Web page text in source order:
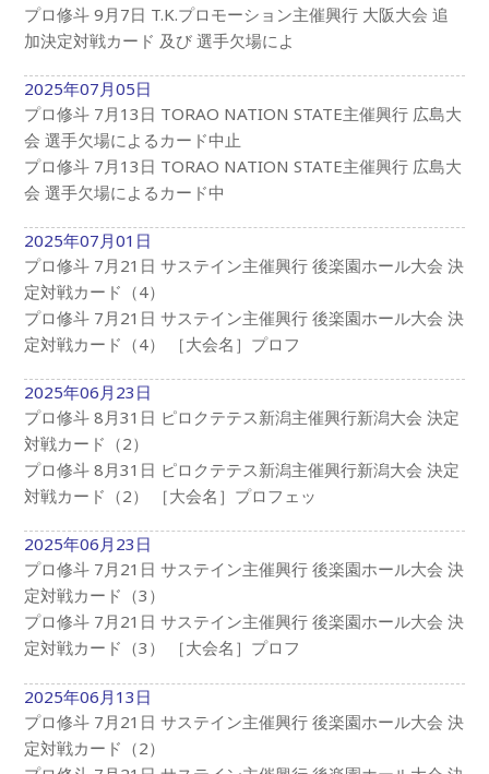
プロ修斗 9月7日 T.K.プロモーション主催興行 大阪大会 追
加決定対戦カード 及び 選手欠場によ
2025年07月05日
プロ修斗 7月13日 TORAO NATION STATE主催興行 広島大
会 選手欠場によるカード中止
プロ修斗 7月13日 TORAO NATION STATE主催興行 広島大
会 選手欠場によるカード中
2025年07月01日
プロ修斗 7月21日 サステイン主催興行 後楽園ホール大会 決
定対戦カード（4）
プロ修斗 7月21日 サステイン主催興行 後楽園ホール大会 決
定対戦カード（4） ［大会名］プロフ
2025年06月23日
プロ修斗 8月31日 ピロクテテス新潟主催興行新潟大会 決定
対戦カード（2）
プロ修斗 8月31日 ピロクテテス新潟主催興行新潟大会 決定
対戦カード（2） ［大会名］プロフェッ
2025年06月23日
プロ修斗 7月21日 サステイン主催興行 後楽園ホール大会 決
定対戦カード（3）
プロ修斗 7月21日 サステイン主催興行 後楽園ホール大会 決
定対戦カード（3） ［大会名］プロフ
2025年06月13日
プロ修斗 7月21日 サステイン主催興行 後楽園ホール大会 決
定対戦カード（2）